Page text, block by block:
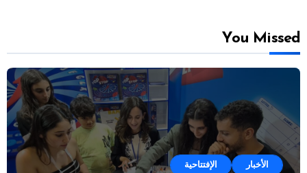
You Missed
الأخبار الإفتتاحية